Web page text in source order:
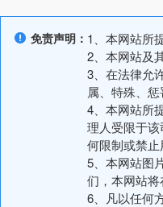
免责声明： 1、本网站所
2、本网站及
3、在法律允
属、特殊、
4、本网站所
理人受限于
何限制或禁
5、本网站图
们，本网站将
6、凡以任何